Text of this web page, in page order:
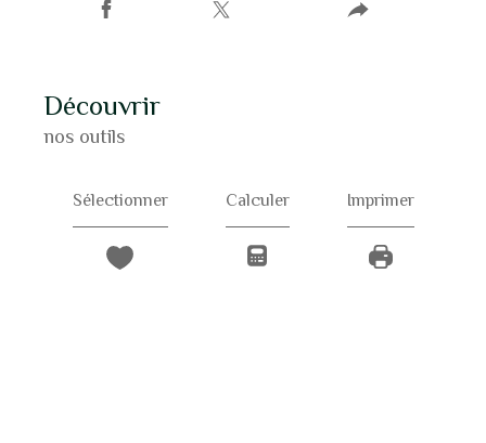
découvrir
nos outils
Sélectionner Calculer Imprimer